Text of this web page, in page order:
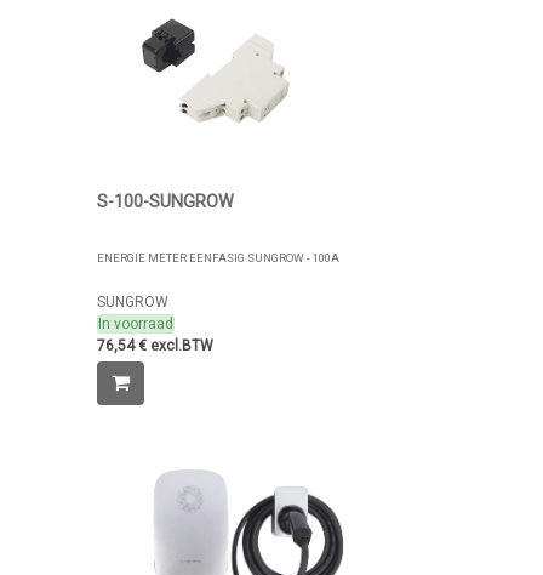
S-100-SUNGROW
ENERGIE METER EENFASIG SUNGROW - 100A
SUNGROW
In voorraad
76,54 € excl.BTW